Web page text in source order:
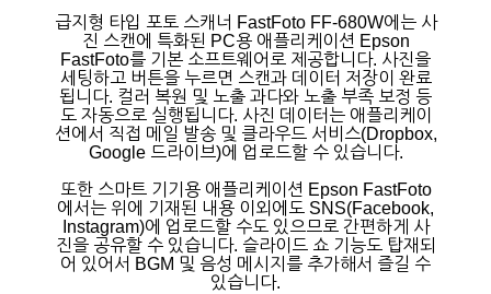
급지형 타입 포토 스캐너 FastFoto FF-680W에는 사
진 스캔에 특화된 PC용 애플리케이션 Epson
FastFoto를 기본 소프트웨어로 제공합니다. 사진을
세팅하고 버튼을 누르면 스캔과 데이터 저장이 완료
됩니다. 컬러 복원 및 노출 과다와 노출 부족 보정 등
도 자동으로 실행됩니다. 사진 데이터는 애플리케이
션에서 직접 메일 발송 및 클라우드 서비스(Dropbox,
Google 드라이브)에 업로드할 수 있습니다.
또한 스마트 기기용 애플리케이션 Epson FastFoto
에서는 위에 기재된 내용 이외에도 SNS(Facebook,
Instagram)에 업로드할 수도 있으므로 간편하게 사
진을 공유할 수 있습니다. 슬라이드 쇼 기능도 탑재되
어 있어서 BGM 및 음성 메시지를 추가해서 즐길 수
있습니다.